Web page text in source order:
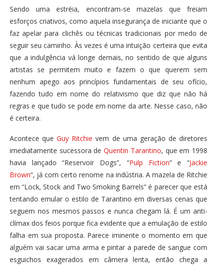
Sendo uma estréia, encontram-se mazelas que freiam
esforços criativos, como aquela insegurança de iniciante que o
faz apelar para clichês ou técnicas tradicionais por medo de
seguir seu caminho. Às vezes é uma intuição certeira que evita
que a indulgência vá longe demais, no sentido de que alguns
artistas se permitem muito e fazem o que querem sem
nenhum apego aos princípios fundamentais de seu ofício,
fazendo tudo em nome do relativismo que diz que não há
regras e que tudo se pode em nome da arte. Nesse caso, não
é certeira.
Acontece queGuy Ritchie vem de uma geração de diretores
imediatamente sucessora deQuentin Tarantino, que em 1998
havia lançado “Reservoir Dogs”, “Pulp Fiction” e “Jackie
Brown“, já com certo renome na indústria. A mazela de Ritchie
em “Lock, Stock and Two Smoking Barrels” é parecer que está
tentando emular o estilo de Tarantino em diversas cenas que
seguem nos mesmos passos e nunca chegam lá. É um anti-
clímax dos feios porque fica evidente que a emulação de estilo
falha em sua proposta. Parece iminente o momento em que
alguém vai sacar uma arma e pintar a parede de sangue com
esguichos exagerados em câmera lenta, então chega a